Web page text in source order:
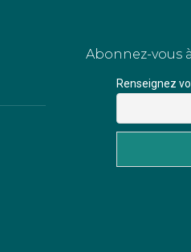
Abonnez-vous
Renseignez